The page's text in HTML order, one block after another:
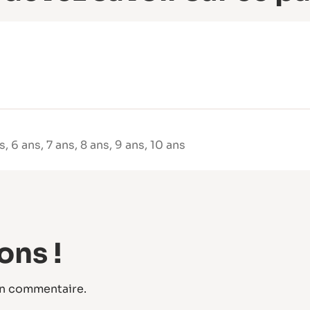
Vous
, 6 ans, 7 ans, 8 ans, 9 ans, 10 ans
!
commentaire.